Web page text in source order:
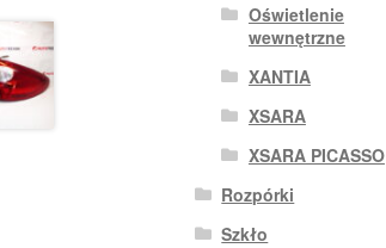
Oświetlenie
wewnętrzne
XANTIA
XSARA
XSARA PICASSO
Rozpórki
Szkło